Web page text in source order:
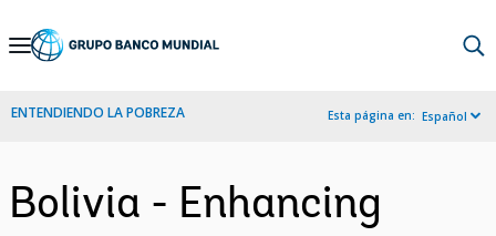
Skip
Navigation
ENTENDIENDO LA POBREZA Esta página en: Español
Bolivia - Enhancing